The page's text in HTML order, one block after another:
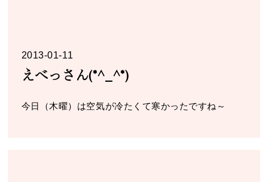
2013-01-11
えべっさん(*^_^*)
今日（木曜）は空気が冷たくて寒かったですね～